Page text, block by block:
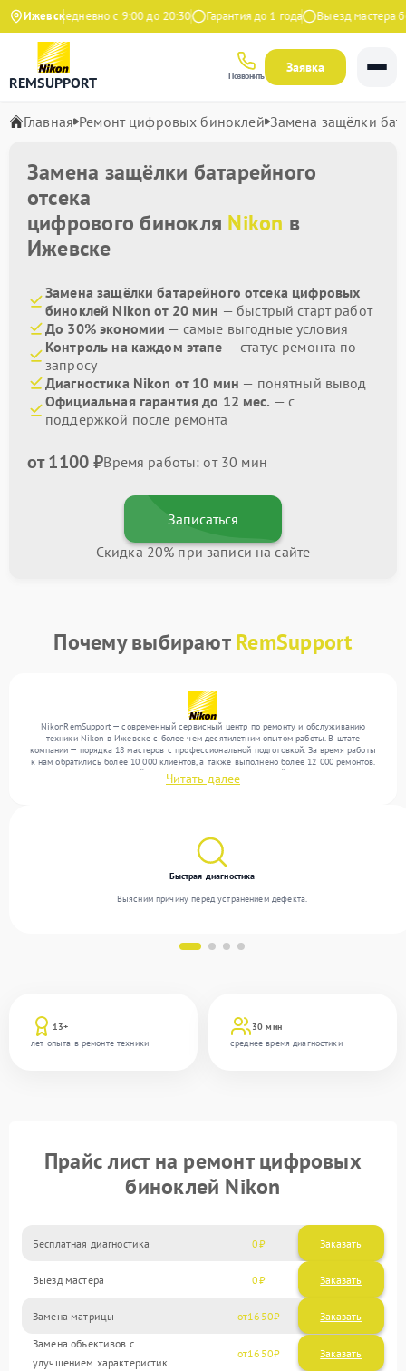
Ижевск
Ежедневно с 9:00 до 20:30 Гарантия до 1 года Выезд мастера
REMSUPPORT Позвонить
Заявка
Главная Ремонт цифровых биноклей Замена защёлки
Замена защёлки батарейного
отсека
цифрового бинокля Nikon в
Ижевске
Замена защёлки батарейного отсека цифровых
биноклей Nikon от 20 мин — быстрый старт работ
До 30% экономии — самые выгодные условия
Контроль на каждом этапе — статус ремонта по
запросу
Диагностика Nikon от 10 мин — понятный вывод
Официальная гарантия до 12 мес. — с
поддержкой после ремонта
от 1100 ₽Время работы: от 30 мин
Записаться
Скидка 20% при записи на сайте
Почему выбираютRemSupport
NikonRemSupport — современный сервисный центр по ремонту и обслуживанию
техники Nikon в Ижевске с более чем десятилетним опытом работы. В штате
компании — порядка 18 мастеров с профессиональной подготовкой. За время работы
к нам обратились более 10 000 клиентов, а также выполнено более 12 000 ремонтов.
Ежемесячно в сервисный центр поступает более 300 устройств, включая , , . Мы
работаем с широким спектром неисправностей и обеспечиваем надежный результат
Читать далее
13+
лет опыта в ремонте техники
30 мин
среднее время диагностики
Быстрая диагностика
Выясним причину перед устранением дефекта.
Прайс лист на ремонт цифровых
биноклей Nikon
Бесплатная диагностика 0 Заказать
Выезд мастера 0 Заказать
Замена матрицы 1650
Замена объективов с
улучшением характеристик
1650